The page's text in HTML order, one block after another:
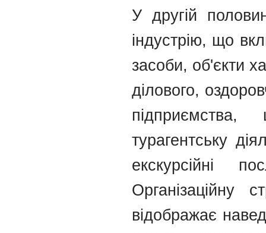
У другій
індустрію, що
засоби, об'єкти
ділового,
турагентську
екскурсійні
Організаційну
відображає